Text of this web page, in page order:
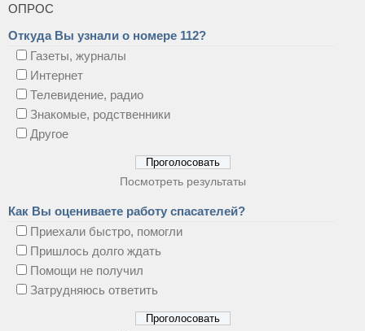
ОПРОС
Откуда Вы узнали о номере 112?
Газеты, журналы
Интернет
Телевидение, радио
Знакомые, родственники
Другое
Посмотреть результаты
Как Вы оцениваете работу спасателей?
Приехали быстро, помогли
Пришлось долго ждать
Помощи не получил
Затрудняюсь ответить